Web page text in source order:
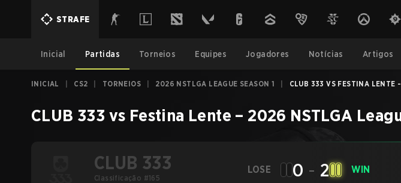
STRAFE
Inicial Partidas Torneios Equipes Jogadores Notícias Artigos
INICIAL CS2 TORNEIOS 2026 NSTLGA LEAGUE SEASON 1 CLUB 333 VS FESTINA LENTE
CLUB 333 vs Festina Lente – 2026 NSTLGA
CLUB 333
Classificação #165
LOSE 0 - 2 WIN